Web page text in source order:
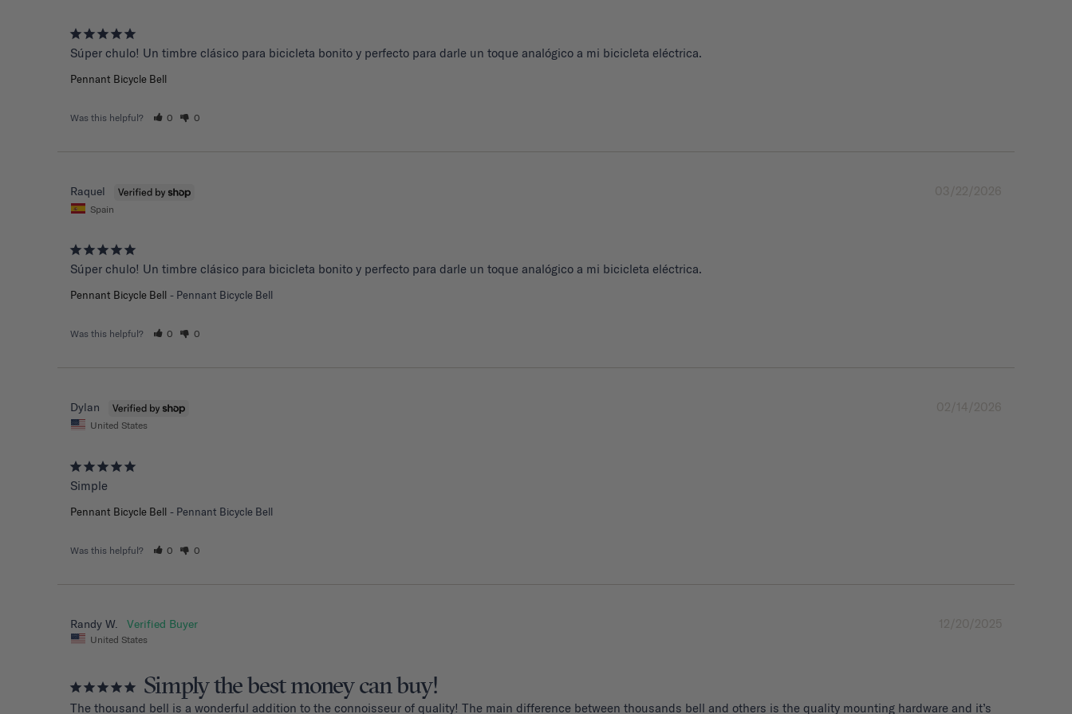
Súper chulo! Un timbre clásico para bicicleta bonito y perfecto para darle un toque analógico a mi bicicleta eléctrica.
Pennant Bicycle Bell
Was this helpful? 0 0
03/22/2026
Raquel
Spain
Súper chulo! Un timbre clásico para bicicleta bonito y perfecto para darle un toque analógico a mi bicicleta eléctrica.
Pennant Bicycle Bell Pennant Bicycle Bell
Was this helpful? 0 0
02/14/2026
Dylan
United States
Simple
Pennant Bicycle Bell Pennant Bicycle Bell
Was this helpful? 0 0
12/20/2025
Randy W.
United States
Simply the best money can buy!
The thousand bell is a wonderful addition to the connoisseur of quality! The main difference between thousands bell and others is the quality mounting hardware and it’s